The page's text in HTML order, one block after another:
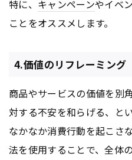
特に、 キャンペーンやイベ
ことをオススメします。
4.価値のリフレーミング
商品やサービスの価値を別
対する不安を和らげる、と
なかなか消費行動を起こさ
法を使用することで、全体